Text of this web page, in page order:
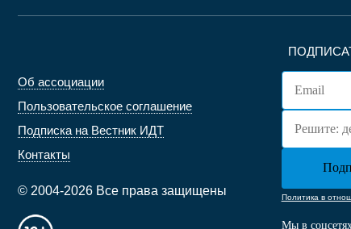
Об ассоциации
Пользовательское соглашение
Подписка на Вестник ИДТ
Контакты
© 2004-2026 Все права защищены Политика в
Мы в